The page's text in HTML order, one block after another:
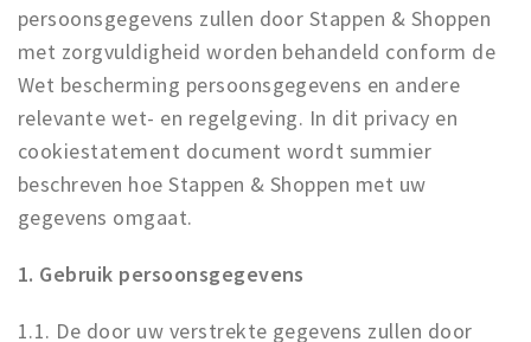
Winkels
Winkelgebieden
Parkeren
Bezienswaardigheden
Uitjes & activiteiten
Toeristische routes
persoonsgegevens zullen door Stappen & Shoppen
met zorgvuldigheid worden behandeld conform de
Wet bescherming persoonsgegevens en andere
relevante wet- en regelgeving. In dit privacy en
cookiestatement document wordt summier
beschreven hoe Stappen & Shoppen met uw
gegevens omgaat.
1. Gebruik persoonsgegevens
1.1. De door uw verstrekte gegevens zullen door